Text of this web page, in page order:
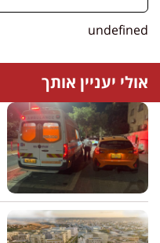
undefined
אולי יעניין אותך